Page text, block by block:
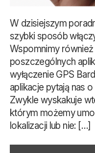
W dzisiejszym
szybki sposób
Wspomnimy również
poszczególnych
wyłączenie GPS
aplikacje pytają nas
Zwykle wyskakuje
którym możemy
lokalizacji lub nie: […]